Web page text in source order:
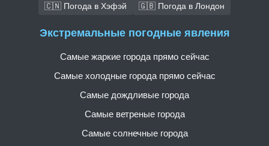
🇨🇳 Погода в Хэфэй
🇬🇧 Погода в Лондон
Экстремальные погодные явления
Самые жаркие города прямо сейчас
Самые холодные города прямо сейчас
Самые дождливые города
Самые ветреные города
Самые солнечные города